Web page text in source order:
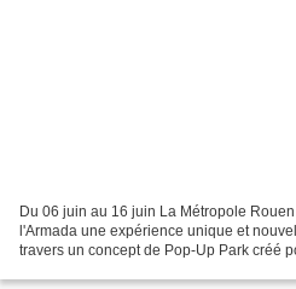
Du 06 juin au 16 juin La Métropole
l'Armada une expérience unique et
travers un concept de Pop-Up Park créé